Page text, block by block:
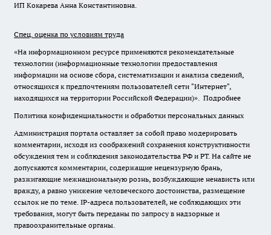
ИП Кокарева Анна Константиновна.
Спец. оценка по условиям труда
«На информационном ресурсе применяются рекомендательные
технологии (информационные технологии предоставления
информации на основе сбора, систематизации и анализа сведений,
относящихся к предпочтениям пользователей сети "Интернет",
находящихся на территории Российской Федерации)». Подробнее
Политика конфиденциальности и обработки персональных данных
Администрация портала оставляет за собой право модерировать
комментарии, исходя из соображений сохранения конструктивности
обсуждения тем и соблюдения законодательства РФ и РТ. На сайте не
допускаются комментарии, содержащие нецензурную брань,
разжигающие межнациональную рознь, возбуждающие ненависть или
вражду, а равно унижение человеческого достоинства, размещение
ссылок не по теме. IP-адреса пользователей, не соблюдающих эти
требования, могут быть переданы по запросу в надзорные и
правоохранительные органы.